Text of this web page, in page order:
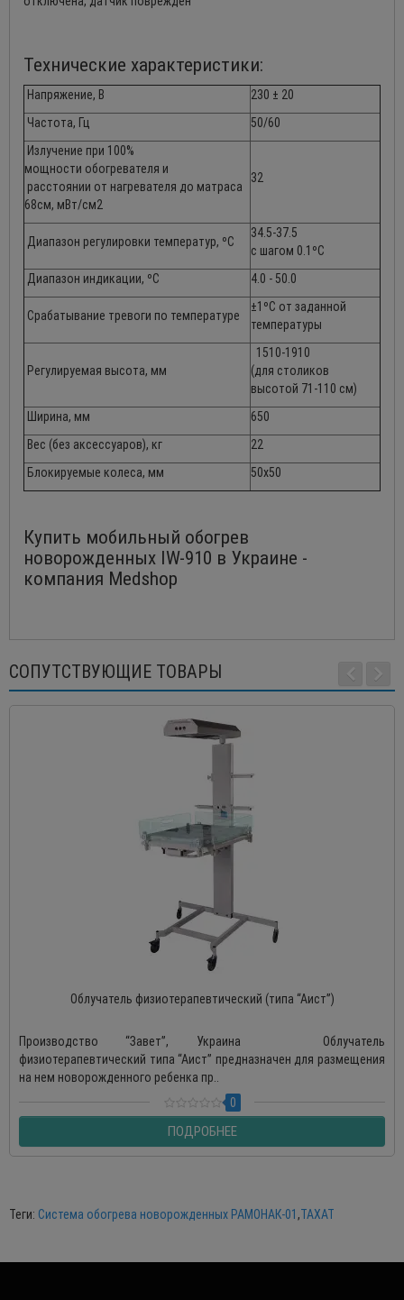
Технические характеристики:
Напряжение, В
230 ± 20
Частота, Гц
50/60
Излучение при 100%
мощности обогревателя и
расстоянии от нагревателя до матраса
68см, мВт/см2
32
Диапазон регулировки температур, ºС
34.5-37.5
с шагом 0.1ºС
Диапазон индикации, ºС
4.0 - 50.0
Срабатывание тревоги по температуре
±1ºС от заданной
температуры
Регулируемая высота, мм
1510-1910
(для столиков
высотой 71-110 см)
Ширина, мм
650
Вес (без аксессуаров), кг
22
Блокируемые колеса, мм
50х50
Купить мобильный обогрев
новорожденных IW-910 в Украине -
компания Medshop
СОПУТСТВУЮЩИЕ ТОВАРЫ
Облучатель физиотерапевтический (типа “Аист”)
Производство “Завет”, Украина Облучатель
физиотерапевтический типа “Аист” предназначен для размещения
на нем новорожденного ребенка пр..
0
ПОДРОБНЕЕ
Теги: Система обогрева новорожденных РАМОНАК-01,ТАХАТ